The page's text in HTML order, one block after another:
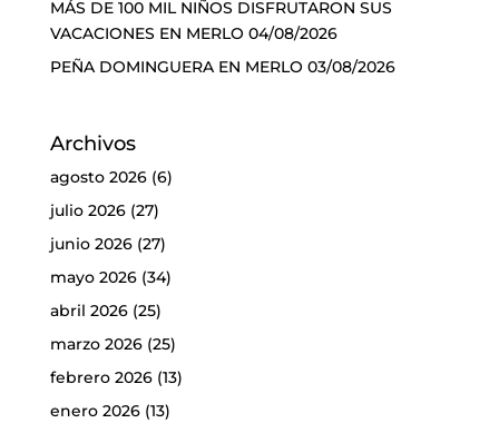
MÁS DE 100 MIL NIÑOS DISFRUTARON SUS
VACACIONES EN MERLO 04/08/2026
PEÑA DOMINGUERA EN MERLO 03/08/2026
Archivos
agosto 2026(6)
julio 2026(27)
junio 2026(27)
mayo 2026(34)
abril 2026(25)
marzo 2026(25)
febrero 2026(13)
enero 2026(13)